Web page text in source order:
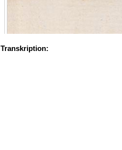
Transkription: